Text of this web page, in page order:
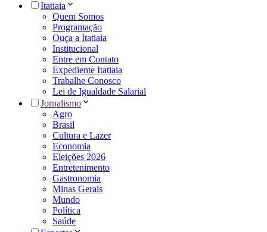
Itatiaia
Quem Somos
Programação
Ouça a Itatiaia
Institucional
Entre em Contato
Expediente Itatiaia
Trabalhe Conosco
Lei de Igualdade Salarial
Jornalismo
Agro
Brasil
Cultura e Lazer
Economia
Eleições 2026
Entretenimento
Gastronomia
Minas Gerais
Mundo
Política
Saúde